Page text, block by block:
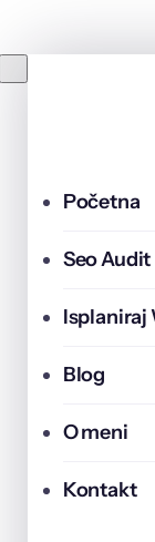
Početna
Seo Audit
Isplaniraj
Blog
O meni
Kontakt